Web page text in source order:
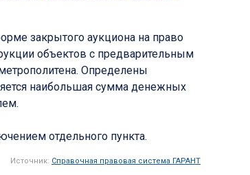
закрытого аукциона на право
объектов с предварительным
Определены
наибольшая сумма денежных
отдельного пункта.
Источник: Справочная правовая система ГАРАНТ